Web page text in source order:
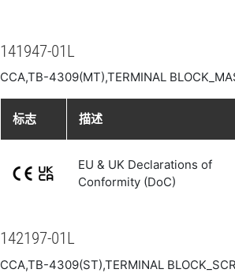
141947-01L
CCA,TB-4309(MT),TERMINAL
标志 描述
EU & UK Declarations of
Conformity (DoC)
142197-01L
CCA,TB-4309(ST),TERMINAL